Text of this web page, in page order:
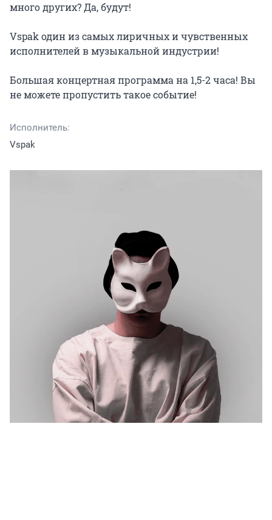
много других? Да, будут!
Vspak один из самых лиричных и чувственных
исполнителей в музыкальной индустрии!
Большая концертная программа на 1,5-2 часа! Вы
не можете пропустить такое событие!
Исполнитель:
Vspak